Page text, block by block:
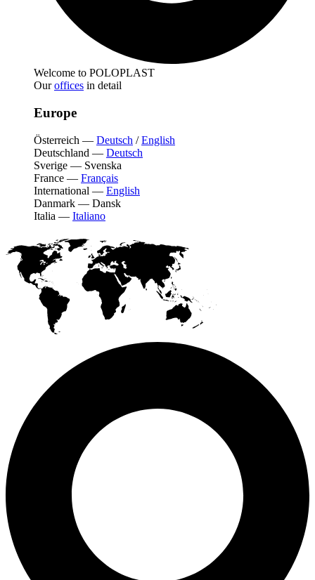
Welcome to POLOPLAST
Ouroffices in detail
Europe
Österreich — Deutsch /English
Deutschland — Deutsch
Sverige — Svenska
France — Français
International — English
Danmark — Dansk
Italia — Italiano